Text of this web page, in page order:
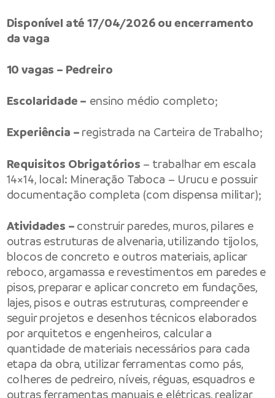
Disponível até 17/04/2026 ou encerramento
da vaga
10 vagas – Pedreiro
Escolaridade – ensino médio completo;
Experiência – registrada na Carteira de Trabalho;
Requisitos Obrigatórios – trabalhar em escala
14×14, local: Mineração Taboca – Urucu e possuir
documentação completa (com dispensa militar);
Atividades – construir paredes, muros, pilares e
outras estruturas de alvenaria, utilizando tijolos,
blocos de concreto e outros materiais, aplicar
reboco, argamassa e revestimentos em paredes e
pisos, preparar e aplicar concreto em fundações,
lajes, pisos e outras estruturas, compreender e
seguir projetos e desenhos técnicos elaborados
por arquitetos e engenheiros, calcular a
quantidade de materiais necessários para cada
etapa da obra, utilizar ferramentas como pás,
colheres de pedreiro, níveis, réguas, esquadros e
outras ferramentas manuais e elétricas, realizar